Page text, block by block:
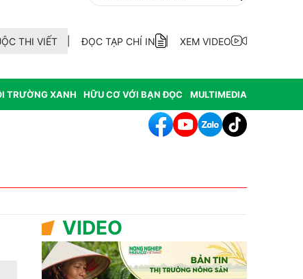
THI VIẾT ĐỌC TẠP CHÍ IN XEM VIDEO
TRƯỜNG XANH HỮU CƠ VỚI BẠN ĐỌC MULTIMEDIA
AND 70 hài cốt liệt sĩ chưa xác định thông tin tại xã Ea Kar tỉnh
VIDEO